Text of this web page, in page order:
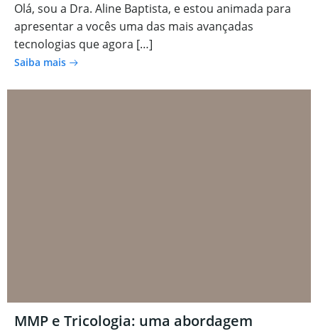
Olá, sou a Dra. Aline Baptista, e estou animada para
apresentar a vocês uma das mais avançadas
tecnologias que agora […]
Saiba mais
MMP e Tricologia: uma abordagem